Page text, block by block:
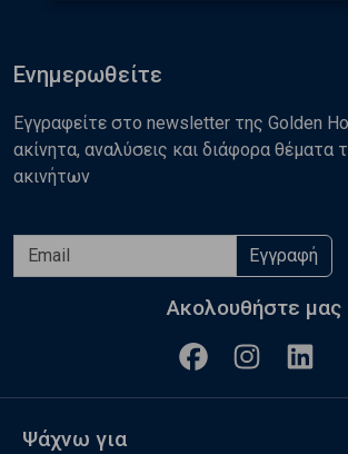
Ενημερωθείτε
Εγγραφείτε στο newsletter της Golden
ακίνητα, αναλύσεις και διάφορα θέματα
ακινήτων
Εγγραφή
Ακολουθήστε μας
Ψάχνω για